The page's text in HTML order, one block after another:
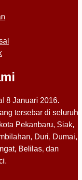
8 Januari 2016.
tersebar di seluruh
Pekanbaru, Siak,
Duri, Dumai,
Belilas, dan